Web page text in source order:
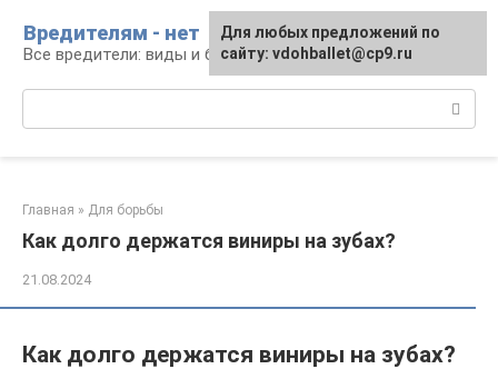
контенту
Вредителям - нет
Все вредители: виды и борьба
Главная » Для борьбы
Как долго держатся виниры на зубах?
21.08.2024
Как долго держатся виниры на зубах?
Для любых предложений по
сайту: vdohballet@cp9.ru